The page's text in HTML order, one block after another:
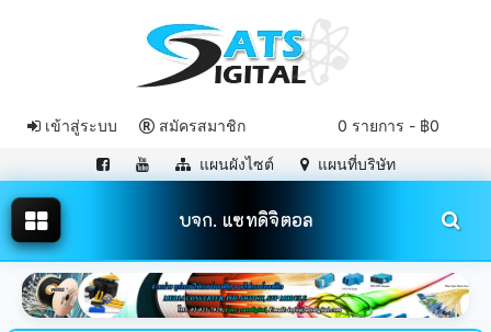
0 รายการ - ฿0
เข้าสู่ระบบ สมัครสมาชิก
แผนผังไซต์ แผนที่บริษัท
บจก. แซทดิจิตอล